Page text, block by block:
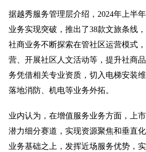
据越秀服务管理层介绍，2024年上半
业务实现突破，推出了38款文旅条线
社商业务不断探索在管社区运营模式
营、开展社区人文活动等，提升社商
务凭借相关专业资质，切入电梯安装
落地消防、机电等业务外拓。
业内认为，在增值服务业务方面，上
潜力细分赛道，实现资源聚焦和垂直
业务基础之上，发挥近场服务优势，